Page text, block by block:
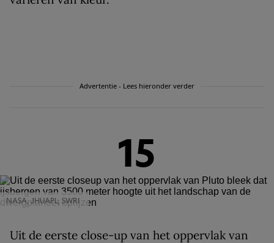
Advertentie - Lees hieronder verder
15
NASA, JHUAPL, SWRI
Uit de eerste close-up van het oppervlak van